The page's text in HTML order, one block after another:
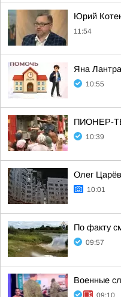
Юрий
11:54
Яна
10:55
ПИОНЕР-
10:39
Олег
10:01
По факту
09:57
Военные
09:10